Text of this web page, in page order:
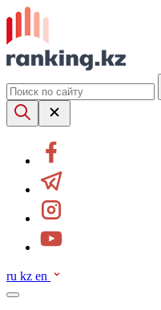
ru kz en